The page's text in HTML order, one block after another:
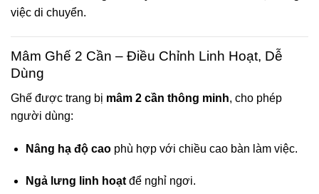
việc di chuyển.
Mâm Ghế 2 Cần – Điều Chỉnh Linh Hoạt, Dễ
Dùng
Ghế được trang bị mâm 2 cần thông minh, cho phép
người dùng:
Nâng hạ độ caophù hợp với chiều cao bàn làm việc.
Ngả lưng linh hoạtđể nghỉ ngơi.